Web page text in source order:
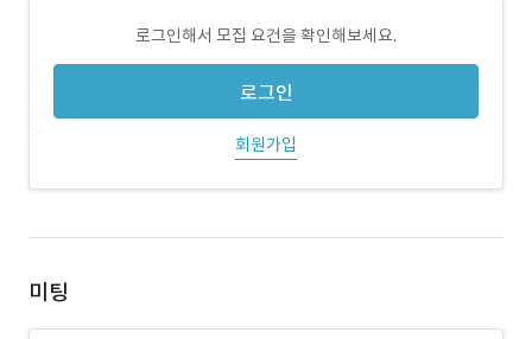
로그인해서 모집 요건을 확인해보세요.
로그인
회원가입
미팅